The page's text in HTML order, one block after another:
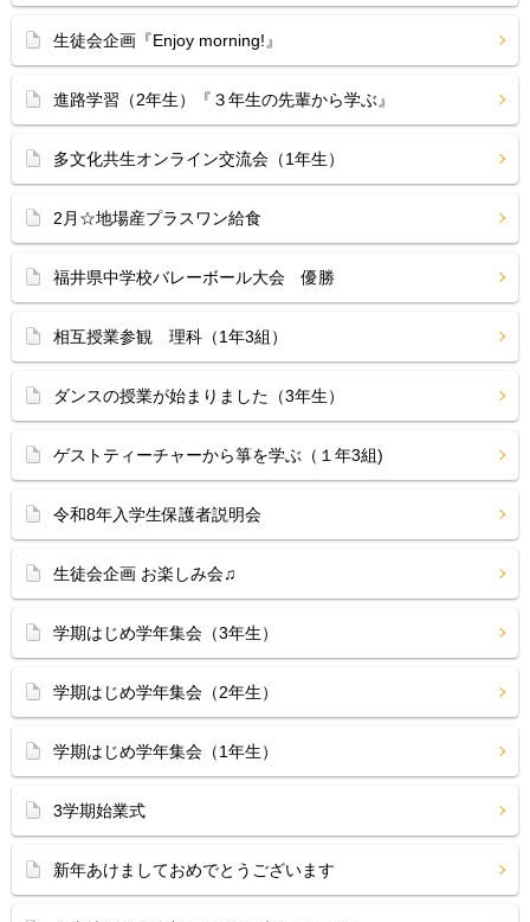
生徒会企画『Enjoy morning!』
進路学習（2年生）『３年生の先輩から学ぶ』
多文化共生オンライン交流会（1年生）
2月☆地場産プラスワン給食
福井県中学校バレーボール大会 優勝
相互授業参観 理科（1年3組）
ダンスの授業が始まりました（3年生）
ゲストティーチャーから箏を学ぶ（１年3組)
令和8年入学生保護者説明会
生徒会企画 お楽しみ会♫
学期はじめ学年集会（3年生）
学期はじめ学年集会（2年生）
学期はじめ学年集会（1年生）
3学期始業式
新年あけましておめでとうございます